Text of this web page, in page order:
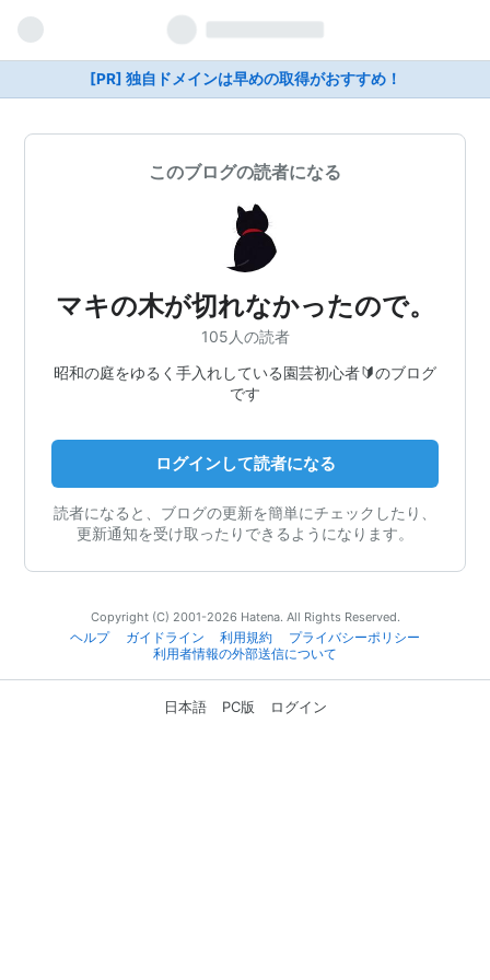
[PR] 独自ドメインは早めの取得がおすすめ！
このブログの読者になる
マキの木が切れなかったので。
105人の読者
昭和の庭をゆるく手入れしている園芸初心者🔰のブログ
です
ログインして読者になる
読者になると、ブログの更新を簡単にチェックしたり、
更新通知を受け取ったりできるようになります。
Copyright (C) 2001-2026 Hatena. All Rights Reserved.
ヘルプ
ガイドライン 利用規約
プライバシーポリシー
利用者情報の外部送信について
日本語 PC版 ログイン